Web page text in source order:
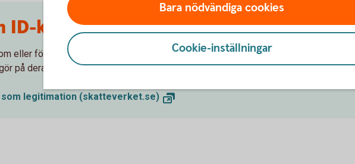
ID-kort som legitimation
eller förnya ditt fysiska ID-kort så gör du det hos Skatteverket.
på deras webbplats.
legitimation (skatteverket.se)
Bara nödvändiga cookies
Cookie-inställningar